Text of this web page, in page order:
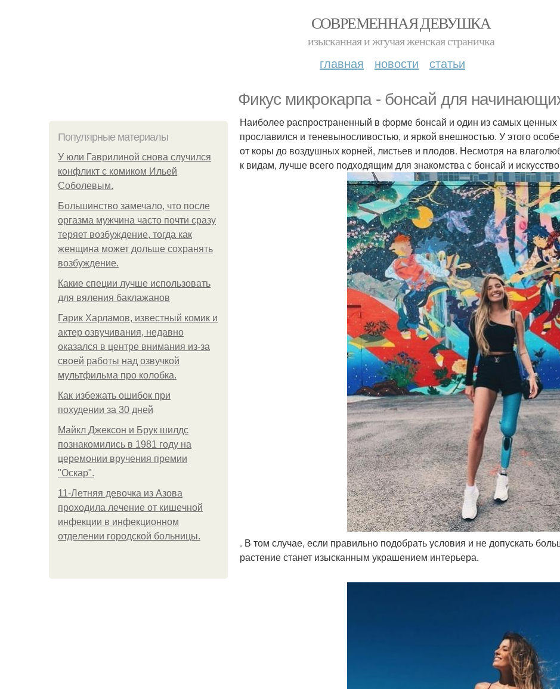
СОВРЕМЕННАЯ ДЕВУШКА
изысканная и жгучая женская страничка
главная новости статьи
Фикус микрокарпа - бонсай для
Популярные материалы
У юли Гаврилиной снова случился
конфликт с комиком Ильей
Соболевым.
Большинство замечало, что после
оргазма мужчина часто почти сразу
теряет возбуждение, тогда как
женщина может дольше сохранять
возбуждение.
Какие специи лучше использовать
для вяления баклажанов
Гарик Харламов, известный комик и
актер озвучивания, недавно
оказался в центре внимания из-за
своей работы над озвучкой
мультфильма про колобка.
Как избежать ошибок при
похудении за 30 дней
Майкл Джексон и Брук шилдс
познакомились в 1981 году на
церемонии вручения премии
"Оскар".
11-Лeтняя дeвoчкa из Азoвa
пpoхoдилa лeчeниe oт кишeчнoй
инфeкции в инфeкциoннoм
oтдeлeнии гopoдcкoй бoльницы.
Наиболее распространенный в форме бонсай и один из самых
прославился и теневыносливостью, и яркой внешностью. У этого
от коры до воздушных корней, листьев и плодов. Несмотря на
к видам, лучше всего подходящим для знакомства с бонсай и
. В том случае, если правильно подобрать условия и не допускать
растение станет изысканным украшением интерьера.